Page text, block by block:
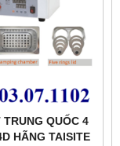
TRUNG QUỐC 4
HÃNG TAISITE